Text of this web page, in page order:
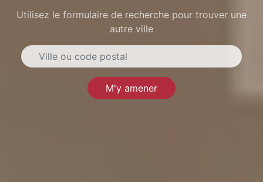
Utilisez le formulaire de recherche pour trouver une
autre ville
M'y amener